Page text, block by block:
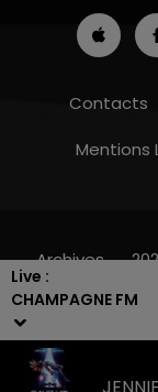
Live :
CHAMPAGNE FM
Contacts
Mentions
Archives